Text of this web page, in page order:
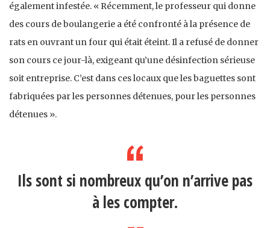
également infestée. « Récemment, le professeur qui donne
des cours de boulangerie a été confronté à la présence de
rats en ouvrant un four qui était éteint. Il a refusé de donner
son cours ce jour-là, exigeant qu’une désinfection sérieuse
soit entreprise. C’est dans ces locaux que les baguettes sont
fabriquées par les personnes détenues, pour les personnes
détenues ».
Ils sont si nombreux qu’on n’arrive pas
à les compter.